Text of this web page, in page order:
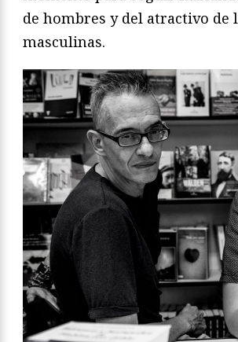
de hombres y del atractivo de
masculinas.